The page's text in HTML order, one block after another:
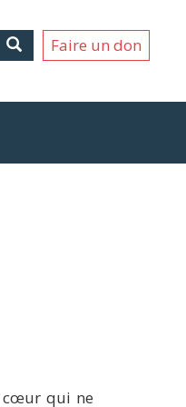
RechercherFaire un don
cœur qui ne